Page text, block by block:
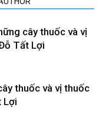
cây thuốc và vị
Tất Lợi
thuốc và vị thuốc
Lợi